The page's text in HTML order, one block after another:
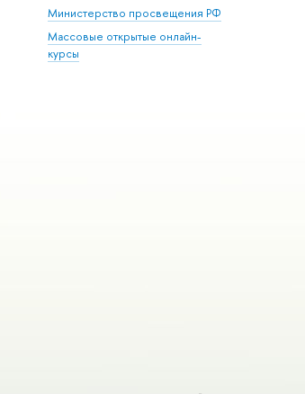
Министерство просвещения РФ
Массовые открытые онлайн-
курсы